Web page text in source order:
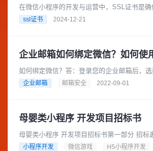
在微信小程序的开发与运营中，SSL证书是确
用户隐私和提升用户信任的重要工具。根据微
ssl证书 2024-12-21
如何绑定微信？答：登录您的企业邮箱后，
定]，点击绑定微信后的“点击绑定”链接，页面
企业邮箱 邮箱安全 2022-09-01
母婴类小程序 开发项目招标书
母婴类小程序 开发项目招标书第一部分 招标
开发项目进行公开招标，邀请有意向参加本次
小程序开发 微信游戏 H5小程序开发